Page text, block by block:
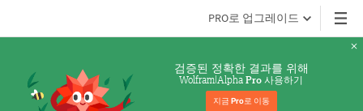
PRO로 업그레이드
검증된 정확한 결과를 위해
Wolfram|Alpha Pro 사용하기
지금 Pro로 이동